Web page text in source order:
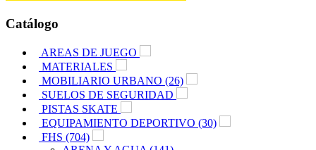
Catálogo
AREAS DE JUEGO
MATERIALES
MOBILIARIO URBANO (26)
SUELOS DE SEGURIDAD
PISTAS SKATE
EQUIPAMIENTO DEPORTIVO (30)
FHS (704)